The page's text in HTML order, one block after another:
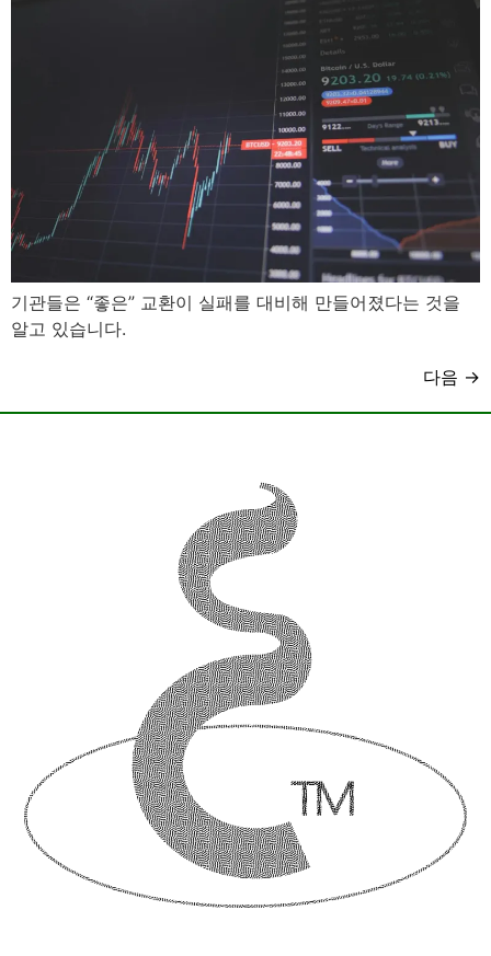
기관들은 “좋은” 교환이 실패를 대비해 만들어졌다는 것을
알고 있습니다.
다음 →